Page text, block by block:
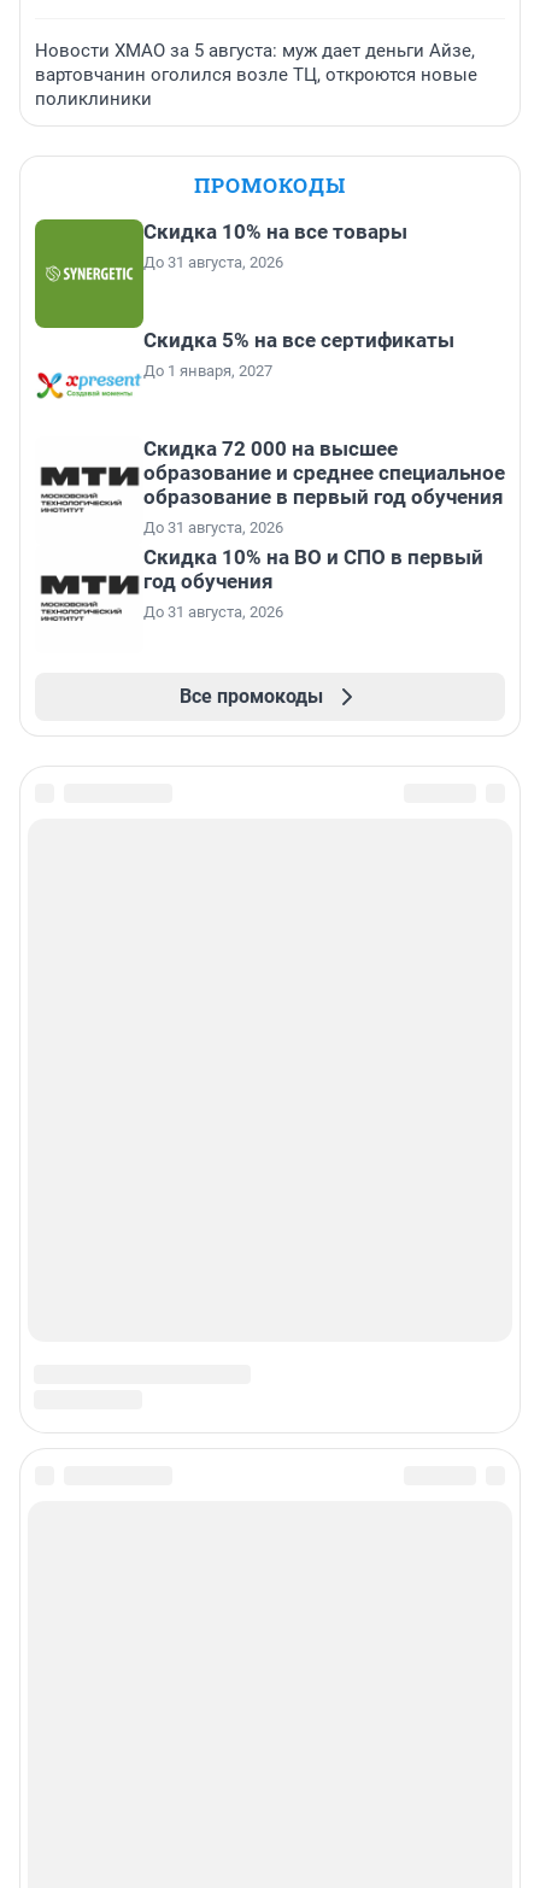
Новости ХМАО за 5 августа: муж дает деньги Айзе,
вартовчанин оголился возле ТЦ, откроются новые
поликлиники
ПРОМОКОДЫ
Скидка 10% на все товары
До 31 августа, 2026
Скидка 5% на все сертификаты
До 1 января, 2027
Скидка 72 000 на высшее
образование и среднее специальное
образование в первый год обучения
До 31 августа, 2026
Скидка 10% на ВО и СПО в первый
год обучения
До 31 августа, 2026
Все промокоды